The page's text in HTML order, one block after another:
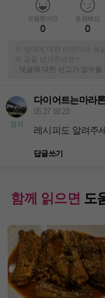
도움됐어요
0
응원해요
0
※ 상대에 대한 비방이나 욕
의 글을 남겨주세요~
-
댓글에 대한 신고가 접수
정석
다이어트는마라
05.27 18:23
레시피도 알려주
답글쓰기
함께 읽으면 도